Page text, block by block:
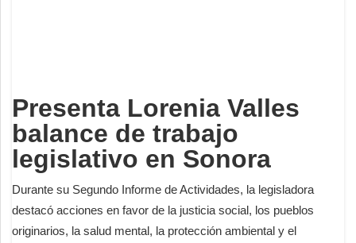
Presenta Lorenia Valles
balance de trabajo
legislativo en Sonora
Durante su Segundo Informe de Actividades, la legisladora
destacó acciones en favor de la justicia social, los pueblos
originarios, la salud mental, la protección ambiental y el